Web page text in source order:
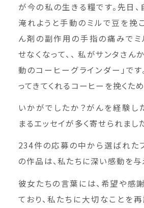
が今の私の生きる糧です。先日
淹れようと手動のミルで豆を挽
ん剤の副作用の手指の痛みでミ
せなくなって、、 私がサンタさん
動のコーヒーグラインダー」で
ってきてくれるコーヒーを挽くため
いかがでしたか？がんを経験し
まるエッセイが多く寄せられまし
234件の応募の中から選ばれた
の作品は、私たちに深い感動を与
彼女たちの言葉には、希望や感
ており、私たちに大切なことを